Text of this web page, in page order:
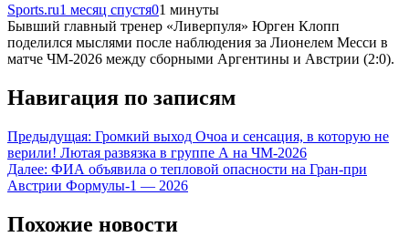
Sports.ru1 месяц спустя01 минуты
Бывший главный тренер «Ливерпуля» Юрген Клопп
поделился мыслями после наблюдения за Лионелем Месси в
матче ЧМ-2026 между сборными Аргентины и Австрии (2:0).
Навигация по записям
Предыдущая: Громкий выход Очоа и сенсация, в которую не
верили! Лютая развязка в группе А на ЧМ-2026
Далее: ФИА объявила о тепловой опасности на Гран-при
Австрии Формулы-1 — 2026
Похожие новости